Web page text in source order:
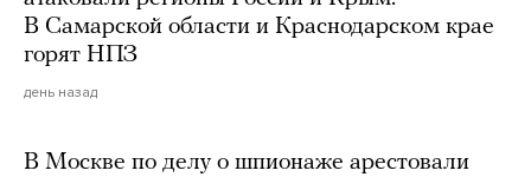
В Самарской области и Краснодарском крае
горят НПЗ
день назад
В Москве по делу о шпионаже арестовали